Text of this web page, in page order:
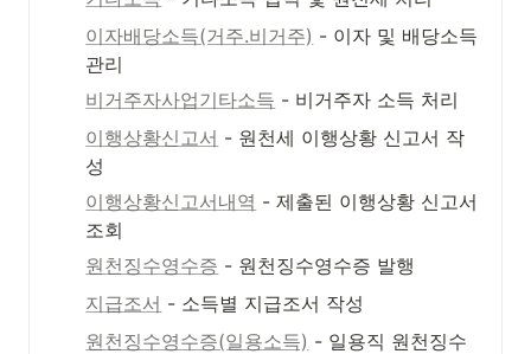
이자배당소득(거주.비거주) - 이자 및 배당소득
관리
비거주자사업기타소득 - 비거주자 소득 처리
이행상황신고서 - 원천세 이행상황 신고서 작
성
이행상황신고서내역 - 제출된 이행상황 신고서
조회
원천징수영수증 - 원천징수영수증 발행
지급조서 - 소득별 지급조서 작성
원천징수영수증(일용소득) - 일용직 원천징수